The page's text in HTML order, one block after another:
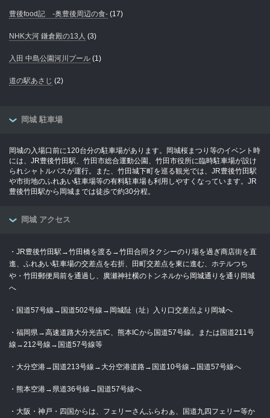
豊後food記 -奥豊後周辺の食- (17)
NHK大河 鎌倉殿の13人 (3)
入田 中島公園河川プール (1)
道の駅あさじ (2)
岡城 駐車場
岡城の入場口前に120台分の駐車場があります。岡城桜まつり等のイベント時
には、JR豊後竹田駅、竹田市総合運動公園、竹田市役所に臨時駐車場が設け
られシャトルバスが運行。また、竹田城下町を巡る観光では、JR豊後竹田駅
や市街地のふれあい駐車場等の有料駐車場も利用しやすくなっています。JR
豊後竹田駅から岡城までは徒歩で約30分程。
岡城 アクセス
・JR豊後竹田駅→竹田橋を渡る→竹田合同タクシーのり場を過ぎ商店街を直
進、ふれあい駐車場の交差点を右折、田町交差点を東に進む、ホテルつち
や・竹田郵便局前を通過し、廣瀬神社横のトンネルから岡城通りを通り岡城
へ
・国道57号線→国道502号線→岡城阯（址）入り口交差点より岡城へ
・福岡県→高速道路大分光吉IC、熊本ICから国道57号線。または国道211号
線→212号線→国道57号線等
・大分空港→国道213号線→大分空港道路→国道10号線→国道57号線へ
・熊本空港→県道36号線→国道57号線へ
・大阪・神戸・四国からは、フェリーさんふらわぁ、国道九四フェリー等か